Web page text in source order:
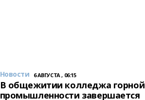
Новости 6 АВГУСТА , 06:15
В общежитии колледжа горной
промышленности завершается